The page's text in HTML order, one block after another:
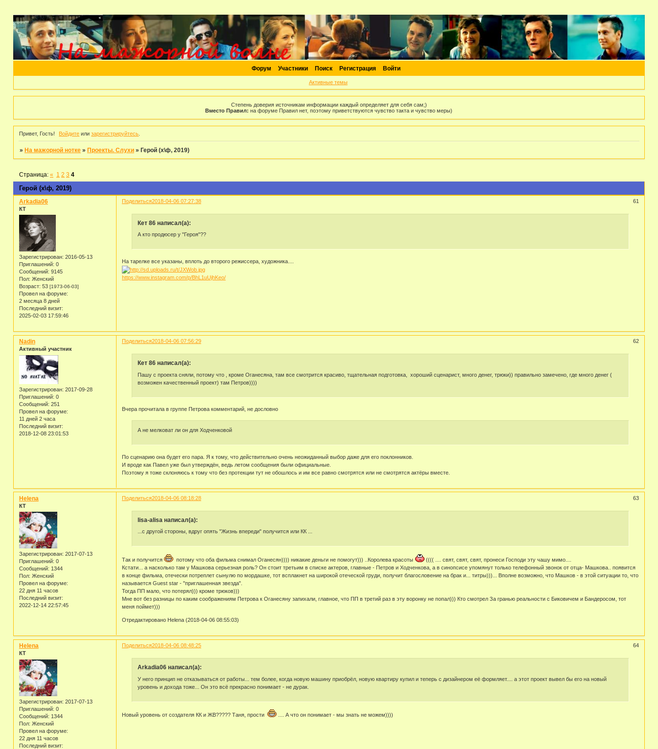
Форум Участники Поиск Регистрация Войти
Активные темы
Степень доверия источникам информации каждый определяет для себя сам;)
Вместо Правил: на форуме Правил нет, поэтому приветствуются чувство такта и чувство меры)
Привет, Гость! Войдите илизарегистрируйтесь
» На мажорной нотке » Проекты. Слухи » Герой (х\ф, 2019)
Герой (х\ф, 2019)
Страница: « 1 2 3 4
Поделиться 61
2018-04-06 07:27:38
Arkadia06
КТ
Зарегистрирован: 2016-05-13
Приглашений: 0
Сообщений: 9145
Пол: Женский
Возраст: 53 [1973-06-03]
Провел на форуме:
2 месяца 8 дней
Последний визит:
2025-02-03 17:59:46
Кет 86 написал(а):
А кто продюсер у "Героя"??
На тарелке все указаны, вплоть до второго режиссера, художника....
https://www.instagram.com/p/BhL1uUjhKeo/
Поделиться 62
2018-04-06 07:56:29
Nadin
Активный участник
Зарегистрирован: 2017-09-28
Приглашений: 0
Сообщений: 251
Провел на форуме:
11 дней 2 часа
Последний визит:
2018-12-08 23:01:53
Кет 86 написал(а):
Пашу с проекта сняли, потому что , кроме Оганесяна, там все смотрится красиво, тщательная подготовка, хороший сценарист, много денег, трюки)) правильно замечено, где много денег (
возможен качественный проект) там Петров))))
Вчера прочитала в группе Петрова комментарий, не дословно
А не мелковат ли он для Ходченковой
По сценарию она будет его пара. Я к тому, что действительно очень неожиданный выбор даже для его поклонников.
И вроде как Павел уже был утверждён, ведь летом сообщения были официальные.
Поэтому я тоже склоняюсь к тому что без протекции тут не обошлось и им все равно смотрятся или не смотрятся актёры вместе.
Поделиться 63
2018-04-06 08:18:28
Helena
КТ
Зарегистрирован: 2017-07-13
Приглашений: 0
Сообщений: 1344
Пол: Женский
Провел на форуме:
22 дня 11 часов
Последний визит:
2022-12-14 22:57:45
lisa-alisa написал(а):
...с другой стороны, вдруг опять "Жизнь впереди" получится или КК ...
Так и получится потому что оба фильма снимал Оганесян)))) никакие деньги не помогут))) ..Королева красоты
(((( .... свят, свят, свят, пронеси Господи эту чашу мимо....
Кстати... а насколько там у Машкова серьезная роль? Он стоит третьим в списке актеров, главные - Петров и Ходченкова, а в синопсисе упомянут только телефонный звонок от отца- Машкова.. появится
в конце фильма, отечески потреплет сынулю по мордашке, тот всплакнет на широкой отеческой груди, получит благословение на брак и... титры)))... Вполне возможно, что Машков - в этой ситуации то, что
называется Guest star - "приглашенная звезда".
Тогда ПП мало, что потерял))) кроме трюков)))
Мне вот без разницы по каким соображениям Петрова к Оганесяну запихали, главное, что ПП в третий раз в эту воронку не попал))) Кто смотрел За гранью реальности с Биковичем и Бандеросом, тот
меня поймет)))
Отредактировано Helena (2018-04-06 08:55:03)
Поделиться 64
2018-04-06 08:48:25
Helena
КТ
Зарегистрирован: 2017-07-13
Приглашений: 0
Сообщений: 1344
Пол: Женский
Провел на форуме:
22 дня 11 часов
Последний визит:
Arkadia06 написал(а):
У него принцип не отказываться от работы... тем более, когда новую машину приобрёл, новую квартиру купил и теперь с дизайнером её формляет.... а этот проект вывел бы его на новый
уровень и дохода тоже... Он это всё прекрасно понимает - не дурак.
Новый уровень от создателя КК и ЖВ????? Таня, прости .... А что он понимает - мы знать не можем))))